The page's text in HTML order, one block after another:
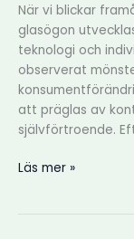
När vi blickar
glasögon
teknologi och
observerat
att präglas av
självförtroende.
Glasögon
och
mode
på
uppgång
Läs mer »